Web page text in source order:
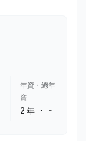
年資・總年
資
2 年 ・ -